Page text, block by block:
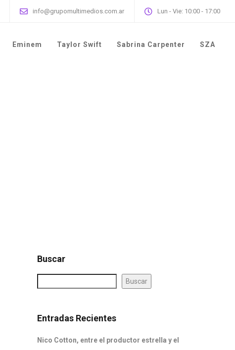
info@grupomultimedios.com.ar Lun - Vie: 10:00 - 17:00
Eminem Taylor Swift Sabrina Carpenter SZA
Buscar
Buscar
Entradas Recientes
Nico Cotton, entre el productor estrella y el